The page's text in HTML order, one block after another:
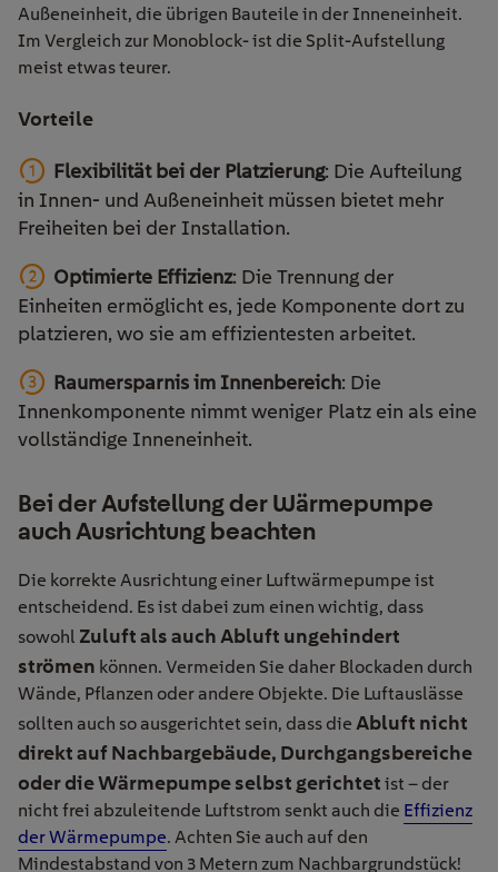
Außeneinheit, die übrigen Bauteile in der Inneneinheit.
Im Vergleich zur Monoblock- ist die Split-Aufstellung
meist etwas teurer.
Vorteile
Flexibilität bei der Platzierung: Die Aufteilung
in Innen- und Außeneinheit müssen bietet mehr
Freiheiten bei der Installation.
Optimierte Effizienz: Die Trennung der
Einheiten ermöglicht es, jede Komponente dort zu
platzieren, wo sie am effizientesten arbeitet.
Raumersparnis im Innenbereich: Die
Innenkomponente nimmt weniger Platz ein als eine
vollständige Inneneinheit.
Bei der Aufstellung der Wärmepumpe
auch Ausrichtung beachten
Die korrekte Ausrichtung einer Luftwärmepumpe ist
entscheidend. Es ist dabei zum einen wichtig, dass
sowohl Zuluft als auch Abluft ungehindert
strömen können. Vermeiden Sie daher Blockaden durch
Wände, Pflanzen oder andere Objekte. Die Luftauslässe
sollten auch so ausgerichtet sein, dass die Abluft nicht
direkt auf Nachbargebäude, Durchgangsbereiche
oder die Wärmepumpe selbst gerichtet ist – der
nicht frei abzuleitende Luftstrom senkt auch die Effizienz
der Wärmepumpe. Achten Sie auch auf den
Mindestabstand von 3 Metern zum Nachbargrundstück!